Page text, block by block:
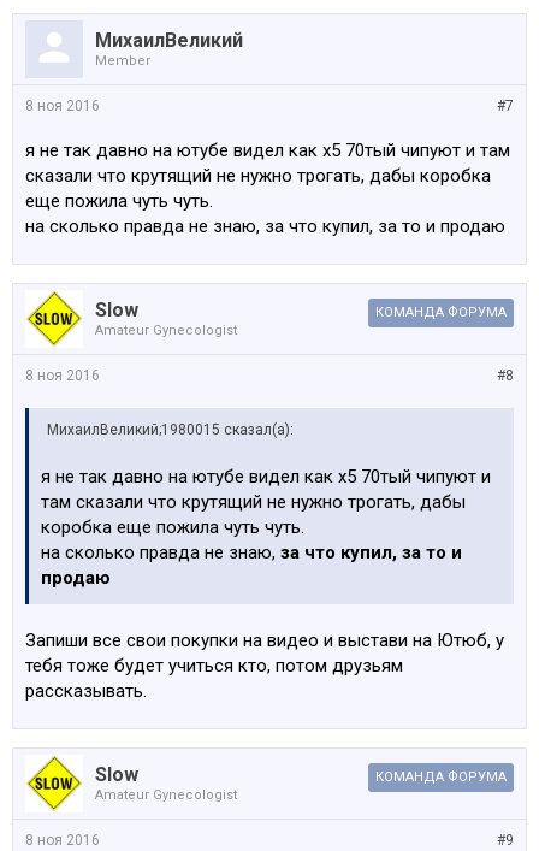
МихаилВеликий
Member
#7
8 ноя 2016
я не так давно на ютубе видел как х5 70тый чипуют и там
сказали что крутящий не нужно трогать, дабы коробка
еще пожила чуть чуть.
на сколько правда не знаю, за что купил, за то и продаю
Slow
Amateur Gynecologist
КОМАНДА ФОРУМА
#8
8 ноя 2016
МихаилВеликий;1980015 сказал(а):
я не так давно на ютубе видел как х5 70тый чипуют и
там сказали что крутящий не нужно трогать, дабы
коробка еще пожила чуть чуть.
на сколько правда не знаю, за что купил, за то и
продаю
Запиши все свои покупки на видео и выстави на Ютюб, у
тебя тоже будет учиться кто, потом друзьям
рассказывать.
Slow
Amateur Gynecologist
КОМАНДА ФОРУМА
#9
8 ноя 2016